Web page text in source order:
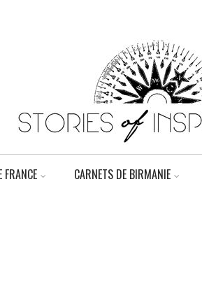
FRANCE CARNETS DE BIRMANIE